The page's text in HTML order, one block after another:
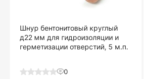
Шнур бентонитовый круглый
д22 мм для гидроизоляции и
герметизации отверстий, 5 м.п.
0